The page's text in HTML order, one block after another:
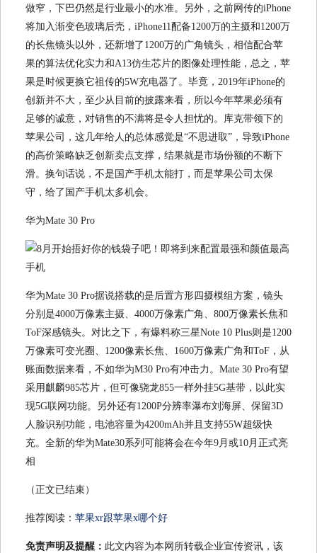
做窄，下巴仍然是行业最小的水准。另外，之前网传的iPhone
将加入渐变色玻璃后壳，iPhone11配备1200万的主摄和1200万
的长焦镜头以外，还新增了1200万的广角镜头，相信配合苹
果的算法优化实力和A13仿生芯片的图像处理性能，总之，苹
果是时候更换它祖传的5W充电器了。毕竟，2019年iPhone的
创新并不大，至少从目前的披露来看，所以今年苹果必须有
足够的诚意，对销售的不满将是令人担忧的。库克带领下的
苹果公司，这几年给人的总体感觉是“不思进取”，导致iPhone
的高价策略缺乏创新卖点支撑，结果就是市场份额的不断下
滑。换句话说，不是国产手机太能打，而是苹果公司太保
守，给了国产手机太多机会。
华为Mate 30 Pro
华为Mate 30 Pro据说搭载的是后置方形四摄模组方案，镜头
分别是4000万像素主摄、4000万像素广角、800万像素长焦和
ToF深感镜头。对比之下，有爆料称三星Note 10 Plus则是1200
万像素可变光圈、1200像素长焦、1600万像素广角和ToF，从
账面数据来看，不如华为M30 Pro有冲击力。Mate 30 Pro有望
采用麒麟985芯片，但可像骁龙855一样外挂5G基带，以此实
现5G联网功能。另外还有1200P分辨率瀑布刘海屏、保留3D
人脸识别功能，电池容量为4200mAh并且支持55W超级快
充。全新的华为Mate30系列可能将会在今年9月或10月正式亮
相
（正文已结束）
推荐阅读： 苹果xr跟苹果x哪个好
免责声明及提醒： 此文内容为本网所转载企业宣传资讯，该